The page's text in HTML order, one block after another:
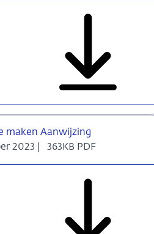
maken Aanwijzing
2023 |
363KB PDF